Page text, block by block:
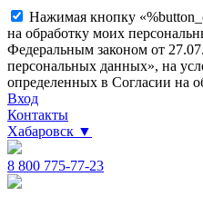
Нажимая кнопку
на обработку моих
Федеральным законом от
персональных данных», на
определенных в Согласии на
Вход
Контакты
Хабаровск ▼
8 800 775-77-23